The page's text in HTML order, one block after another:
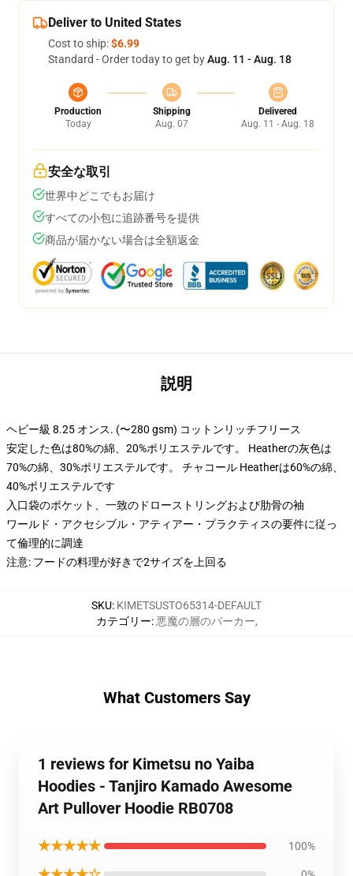
Deliver to United States
Cost to ship:$6.99
Standard - Order today to get byAug. 11 - Aug. 18
Production
Today
Shipping
Aug. 07
Delivered
Aug. 11 - Aug. 18
安全な取引
世界中どこでもお届け
すべての小包に追跡番号を提供
商品が届かない場合は全額返金
説明
ヘビー級 8.25 オンス. (〜280 gsm) コットンリッチフリース
安定した色は80%の綿、20%ポリエステルです。 Heatherの灰色は
70%の綿、30%ポリエステルです。 チャコール Heatherは60%の綿、
40%ポリエステルです
入口袋のポケット、一致のドローストリングおよび肋骨の袖
ワールド・アクセシブル・アティアー・プラクティスの要件に従っ
て倫理的に調達
注意: フードの料理が好きで2サイズを上回る
SKU: KIMETSUSTO65314-DEFAULT
カテゴリー: 悪魔の層のパーカー,
What Customers Say
1 reviews for Kimetsu no Yaiba
Hoodies - Tanjiro Kamado Awesome
Art Pullover Hoodie RB0708
★★★★★ 100%